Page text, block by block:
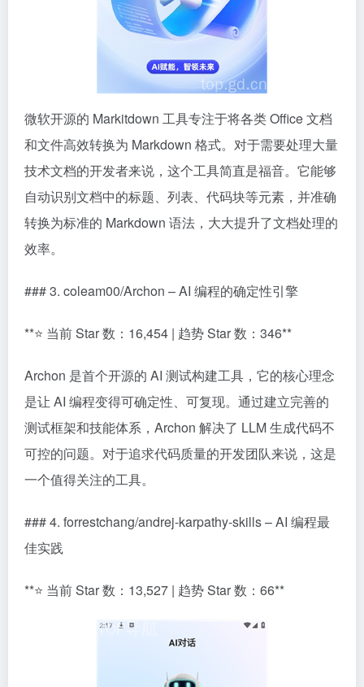
微软开源的 Markitdown 工具专注于将各类 Office 文档
和文件高效转换为 Markdown 格式。对于需要处理大量
技术文档的开发者来说，这个工具简直是福音。它能够
自动识别文档中的标题、列表、代码块等元素，并准确
转换为标准的 Markdown 语法，大大提升了文档处理的
效率。
### 3. coleam00/Archon – AI 编程的确定性引擎
**⭐ 当前 Star 数：16,454 | 趋势 Star 数：346**
Archon 是首个开源的 AI 测试构建工具，它的核心理念
是让 AI 编程变得可确定性、可复现。通过建立完善的
测试框架和技能体系，Archon 解决了 LLM 生成代码不
可控的问题。对于追求代码质量的开发团队来说，这是
一个值得关注的工具。
### 4. forrestchang/andrej-karpathy-skills – AI 编程最
佳实践
**⭐ 当前 Star 数：13,527 | 趋势 Star 数：66**